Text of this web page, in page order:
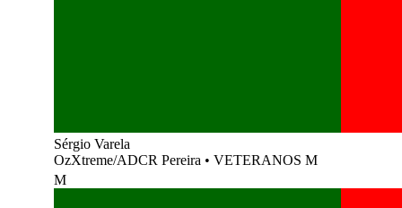
Sérgio Varela
OzXtreme/ADCR Pereira • VETERANOS M
M